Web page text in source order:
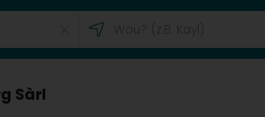
Sàrl